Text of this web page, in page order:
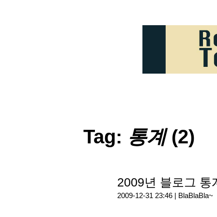
Tag: 통계(2)
2009년 블로그 통
2009-12-31 23:46 | BlaBlaBla~